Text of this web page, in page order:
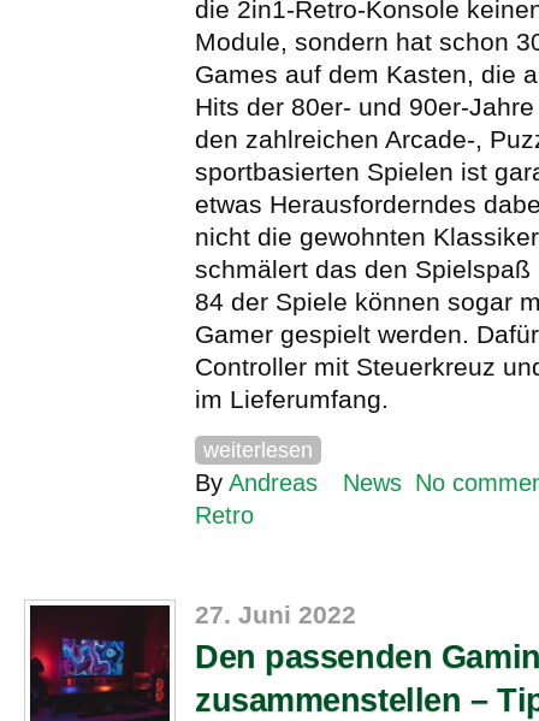
die 2in1-Retro-Konsole
Module, sondern hat schon
Games auf dem Kasten, die
Hits der 80er- und 90er-
den zahlreichen Arcade-,
sportbasierten Spielen ist
etwas Herausforderndes
nicht die gewohnten
schmälert das den
84 der Spiele können sogar
Gamer gespielt werden.
Controller mit Steuerkreuz
im Lieferumfang.
weiterlesen
By Andreas News No
Retro
27. Juni 2022
Den passenden
zusammenstellen –